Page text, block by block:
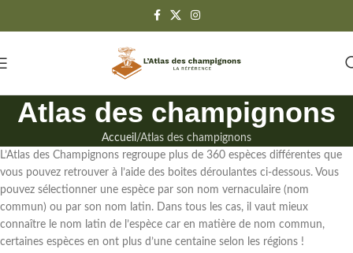
Atlas des champignons
Accueil Atlas des champignons
L’Atlas des Champignons regroupe plus de 360 espèces différentes que
vous pouvez retrouver à l’aide des boites déroulantes ci-dessous. Vous
pouvez sélectionner une espèce par son nom vernaculaire (nom
commun) ou par son nom latin. Dans tous les cas, il vaut mieux
connaître le nom latin de l’espèce car en matière de nom commun,
certaines espèces en ont plus d’une centaine selon les régions !